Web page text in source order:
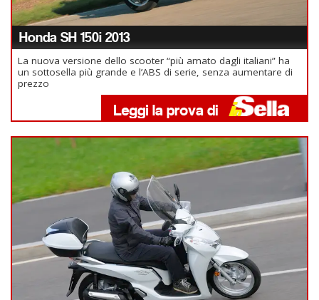
Honda SH 150i 2013
La nuova versione dello scooter “più amato dagli italiani” ha
un sottosella più grande e l’ABS di serie, senza aumentare di
prezzo